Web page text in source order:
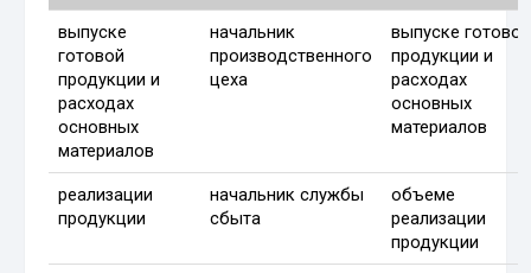
выпуске
готовой
продукции и
расходах
основных
материалов
начальник
производственного
цеха
выпуске готовой
продукции и
расходах
основных
материалов
реализации
продукции
начальник службы
сбыта
объеме
реализации
продукции